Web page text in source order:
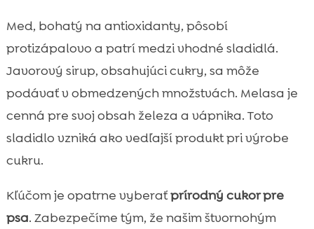
Med, bohatý na antioxidanty, pôsobí
protizápalovo a patrí medzi vhodné sladidlá.
Javorový sirup, obsahujúci cukry, sa môže
podávať v obmedzených množstvách. Melasa je
cenná pre svoj obsah železa a vápnika. Toto
sladidlo vzniká ako vedľajší produkt pri výrobe
cukru.
Kľúčom je opatrne vyberaťprírodný cukor pre
psa. Zabezpečíme tým, že našim štvornohým